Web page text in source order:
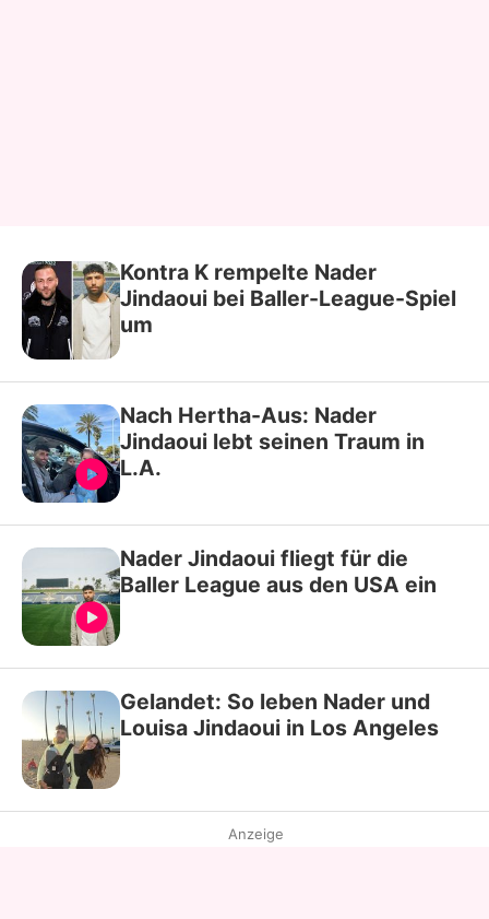
Kontra K rempelte Nader
Jindaoui bei Baller-League-Spiel
um
Nach Hertha-Aus: Nader
Jindaoui lebt seinen Traum in
L.A.
Nader Jindaoui fliegt für die
Baller League aus den USA ein
Gelandet: So leben Nader und
Louisa Jindaoui in Los Angeles
Anzeige